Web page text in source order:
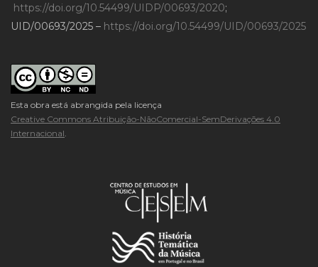
https://doi.org/10.54499/UIDP/00693/2020;
UID/00693/2025 – https://doi.org/10.54499/UID/00693/2025
Esta obra está abrangida pela licença
Creative Commons Atribuição-NãoComercial-SemDerivações 4.0
Internacional